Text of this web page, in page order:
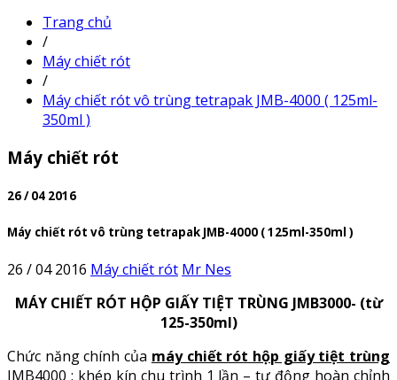
Trang chủ
/
Máy chiết rót
/
Máy chiết rót vô trùng tetrapak JMB-4000 ( 125ml-
350ml )
Máy chiết rót
26 / 04 2016
Máy chiết rót vô trùng tetrapak JMB-4000 ( 125ml-350ml )
26 / 04 2016 Máy chiết rót Mr Nes
MÁY CHIẾT RÓT HỘP GIẤY TIỆT TRÙNG JMB3000- (từ
125-350ml)
Chức năng chính của máy chiết rót hộp giấy tiệt trùng
JMB4000 : khép kín chu trình 1 lần – tự động hoàn chỉnh